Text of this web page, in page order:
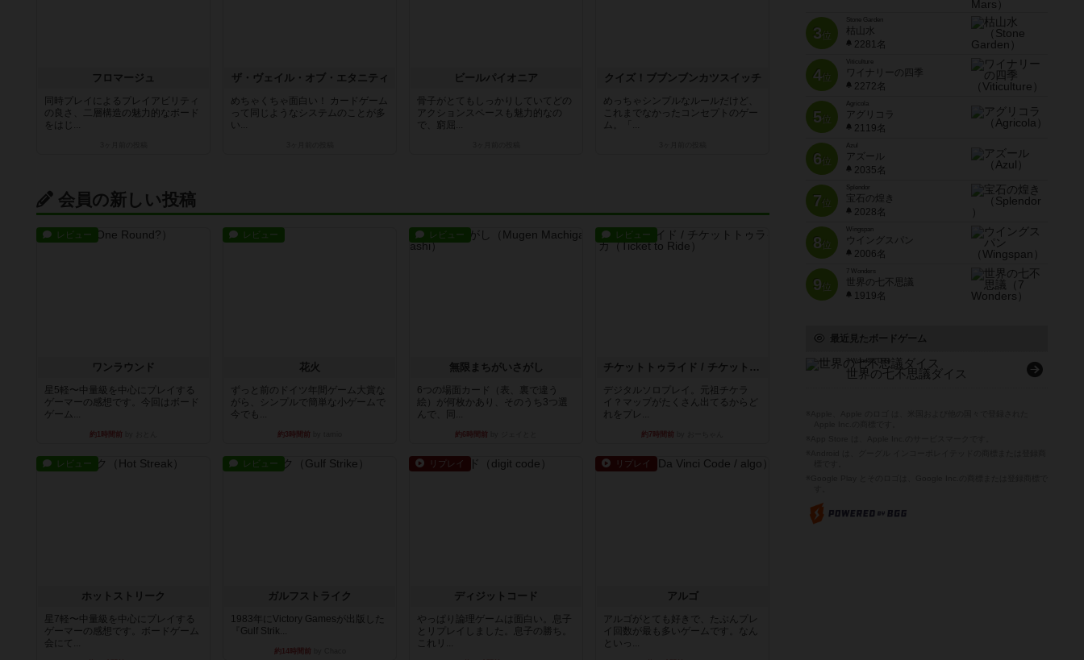
フロマージュ
同時プレイによるプレイアビリティ
の良さ、二層構造の魅力的なボード
をはじ...
ザ・ヴェイル・オブ・エタニティ
めちゃくちゃ面白い！ カードゲーム
って同じようなシステムのことが多
い...
ビールパイオニア
骨子がとてもしっかりしていてどの
アクションスペースも魅力的なの
で、窮屈...
クイズ！ブブンブンカツスイッチ
めっちゃシンプルなルールだけど、
これまでなかったコンセプトのゲー
ム。「...
会員の新しい投稿
レビュー
ワンラウンド
星5軽〜中量級を中心にプレイする
ゲーマーの感想です。今回はボード
ゲーム...
約1時間前
レビュー
花火
ずっと前のドイツ年間ゲーム大賞な
がら、シンプルで簡単な小ゲームで
今でも...
約3時間前
レビュー
無限まちがいさがし
6つの場面カード（表、裏で違う
絵）が何枚かあり、そのうち3つ選
んで、同...
約6時間前
レビュー
チケットトゥライド / チケットトゥライドアメリカ
デジタルソロプレイ。元祖チケラ
イ？マップがたくさん出てるからど
れをプレ...
約7時間前
レビュー
ホットストリーク
星7軽〜中量級を中心にプレイする
ゲーマーの感想です。ボードゲーム
会にて...
レビュー
ガルフストライク
1983年にVictory Gamesが出版した
『Gulf Strik...
約14時間前
リプレイ
ディジットコード
やっぱり論理ゲームは面白い。息子
とリプレイしました。息子の勝ち。
これリ...
リプレイ
アルゴ
アルゴがとても好きで、たぶんプレ
イ回数が最も多いゲームです。なん
といっ...
3位
Stone Garden
枯山水
2281名
4位
Viticulture
ワイナリーの四季
2272名
5位
Agricola
アグリコラ
2119名
6位
Azul
アズール
2035名
7位
宝石の煌き
2028名
8位
Wingspan
ウイングスパン
2006名
9位
7 Wonders
世界の七不思議
1919名
最近見たボードゲーム
7 Wonders Dice
世界の七不思議ダイス